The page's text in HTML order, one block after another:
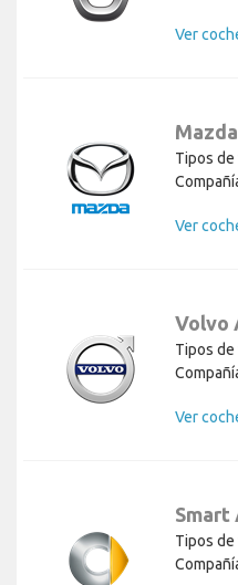
Ver
Tipos
Ver
Volvo
Tipos de
Ver
Smart
Tipos de